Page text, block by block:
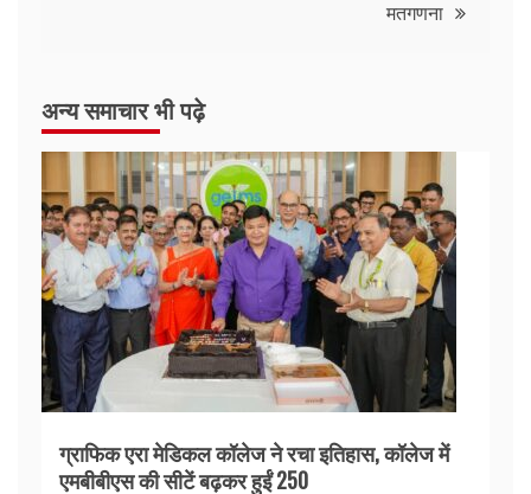
मतगणना
अन्य समाचार भी पढ़े
ग्राफिक एरा मेडिकल कॉलेज ने रचा इतिहास, कॉलेज में
एमबीबीएस की सीटें बढ़कर हुईं 250